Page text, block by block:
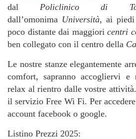
dal Policlinico di
dall’omonima Università, ai
poco distante dai maggiori centri
ben collegato con il centro della
Le nostre stanze elegantemente
comfort, sapranno accogliervi e
relax al rientro dalle vostre
il servizio Free Wi Fi. Per
account facebook o google.
Listino Prezzi 2025: